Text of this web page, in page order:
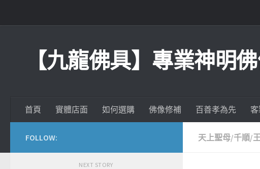
【九龍佛具】專業神明
首頁 實體店面 如何選購 佛像修補 百善孝為先
天上聖母/千順/
FOLLOW:
NEXT STORY